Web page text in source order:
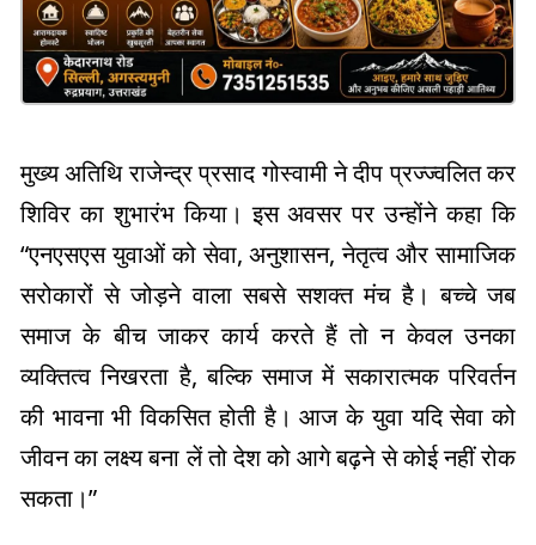
मुख्य अतिथि राजेन्द्र प्रसाद गोस्वामी ने दीप प्रज्ज्वलित कर
शिविर का शुभारंभ किया। इस अवसर पर उन्होंने कहा कि
“एनएसएस युवाओं को सेवा, अनुशासन, नेतृत्व और सामाजिक
सरोकारों से जोड़ने वाला सबसे सशक्त मंच है। बच्चे जब
समाज के बीच जाकर कार्य करते हैं तो न केवल उनका
व्यक्तित्व निखरता है, बल्कि समाज में सकारात्मक परिवर्तन
की भावना भी विकसित होती है। आज के युवा यदि सेवा को
जीवन का लक्ष्य बना लें तो देश को आगे बढ़ने से कोई नहीं रोक
सकता।”